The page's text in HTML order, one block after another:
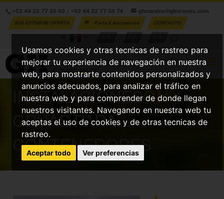
Usamos cookies y otras tecnicas de rastreo para
mejorar tu experiencia de navegación en nuestra
web, para mostrarte contenidos personalizados y
anuncios adecuados, para analizar el tráfico en
nuestra web y para comprender de donde llegan
nuestros visitantes. Navegando en nuestra web tu
aceptas el uso de cookies y de otras tecnicas de
rastreo.
Aceptar todo Ver preferencias
+52 44 22 77 55 03 +52 44 22 77 50 74 ghmexico@ghcranes.com
SOLICITUD DE OFERTA Parts & Accesories
CONTACTO
INSTALACIONESGH/
GRÚAS PARA
CONTENEDORES